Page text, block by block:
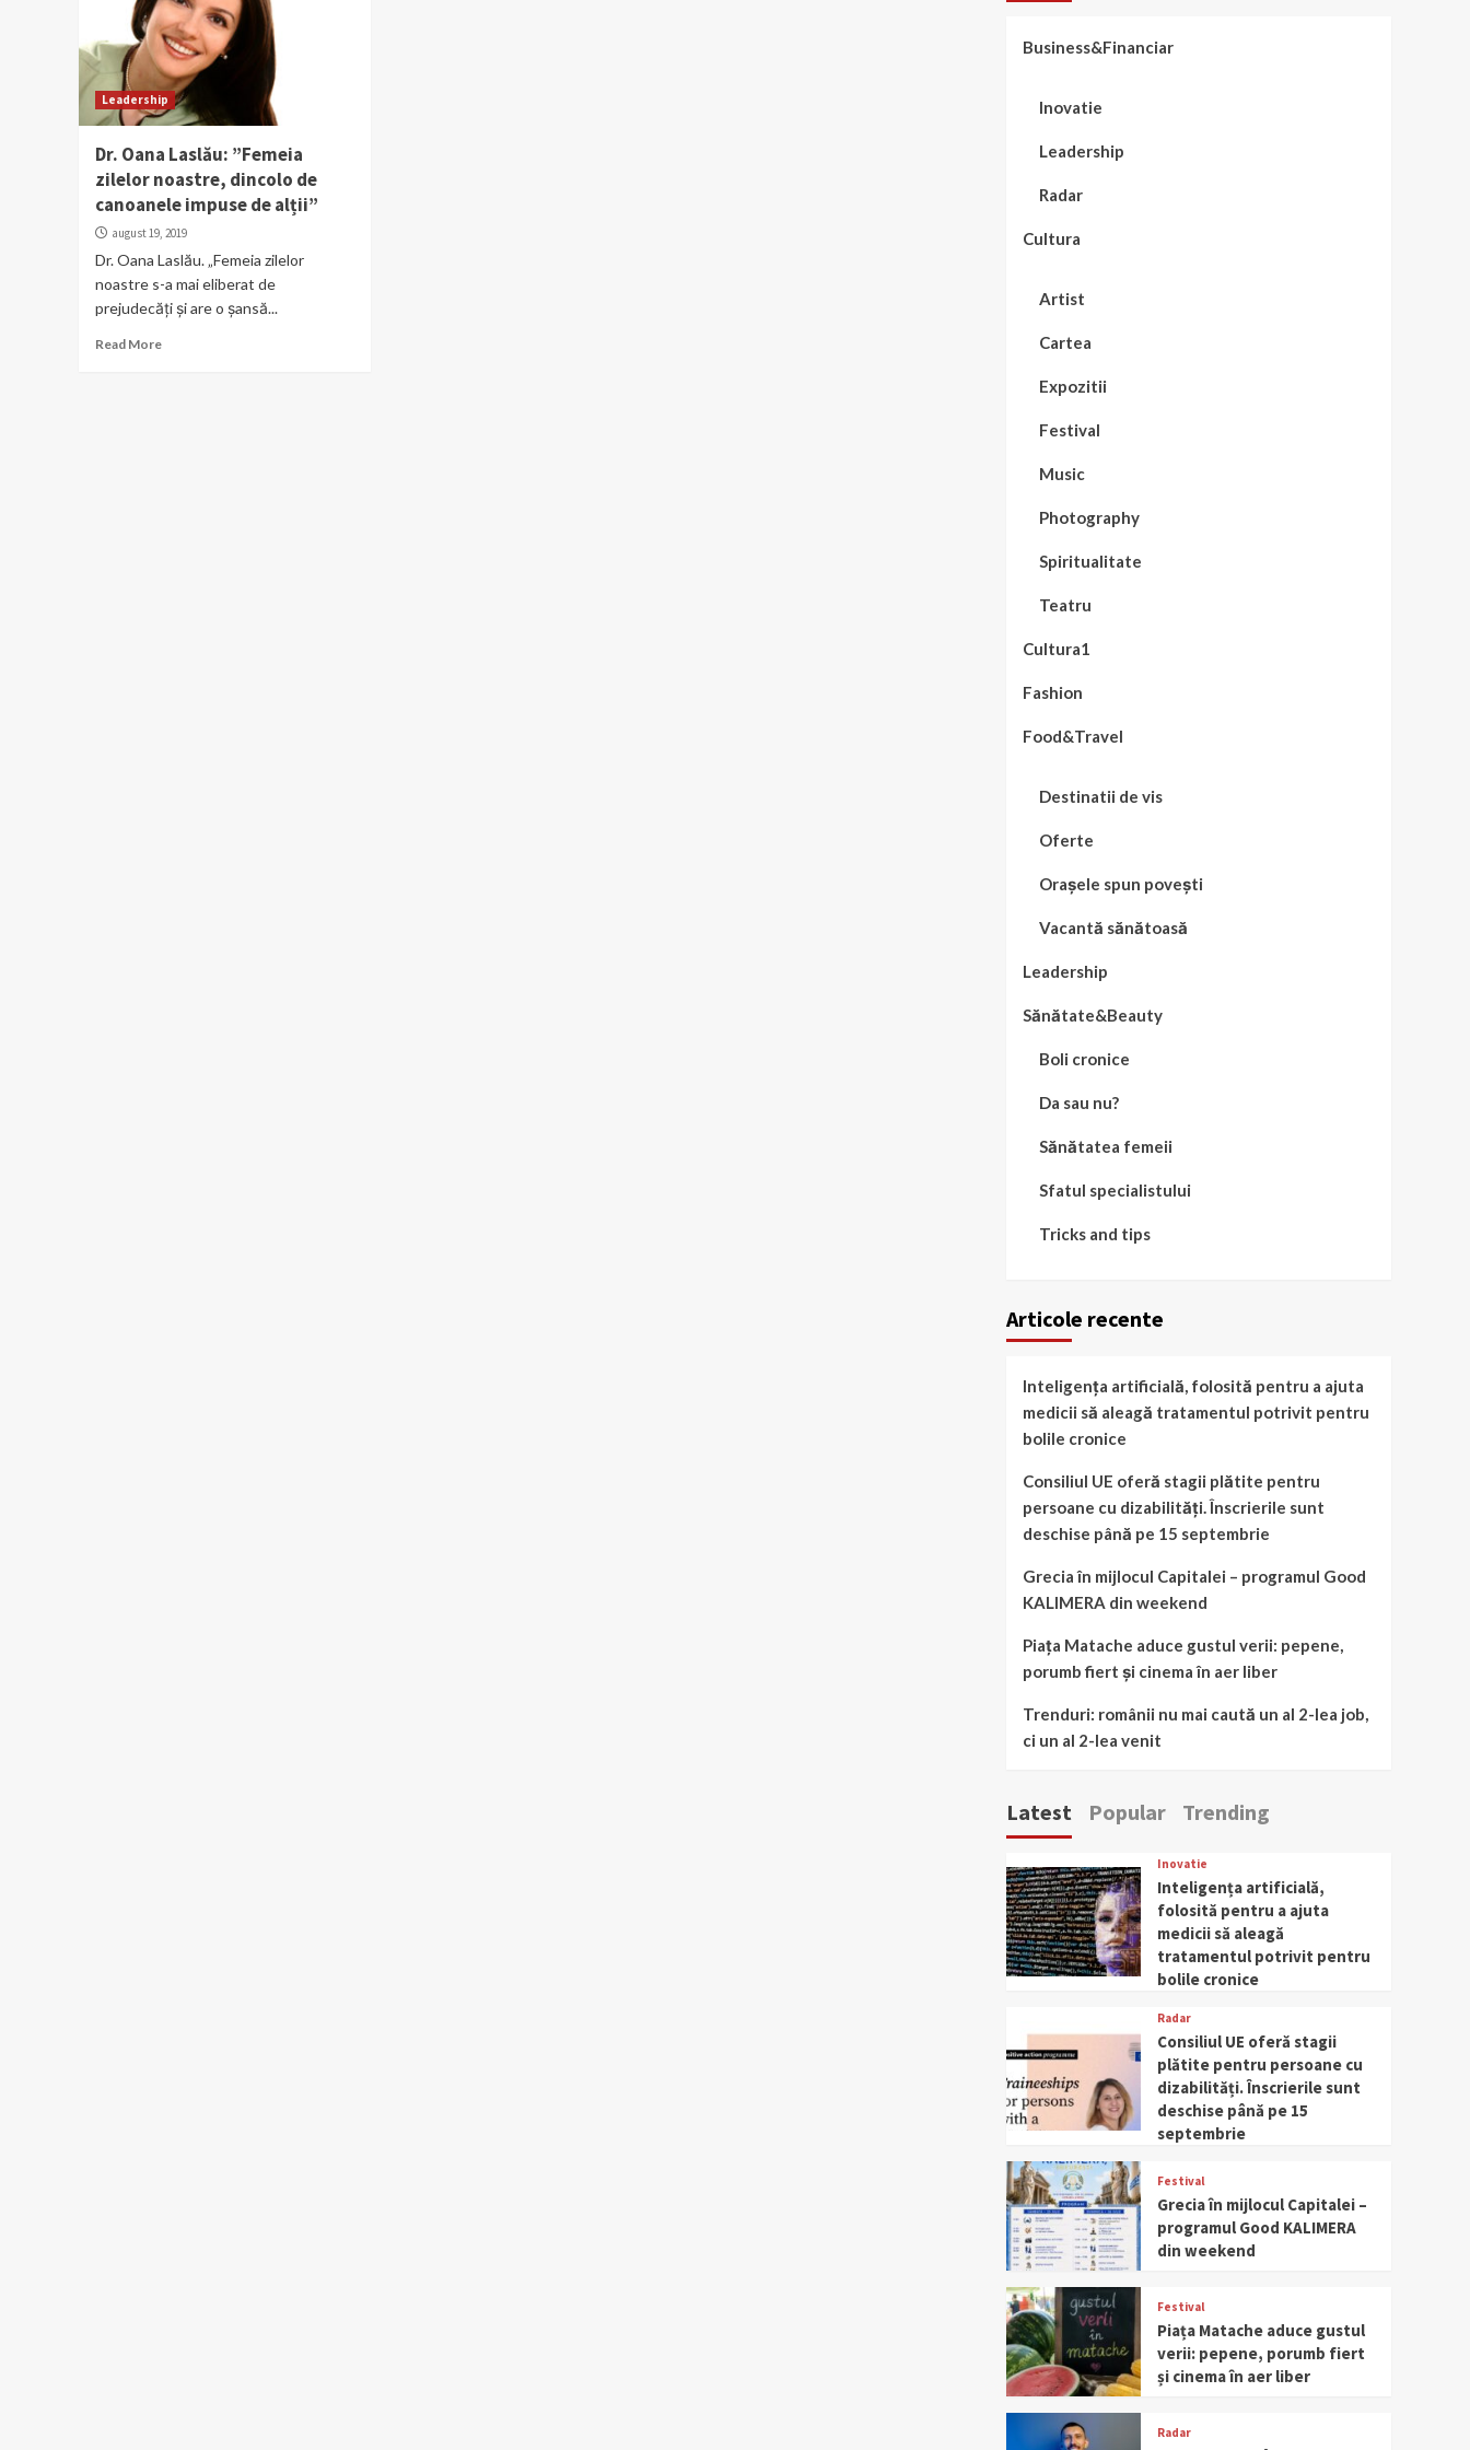
Leadership
Dr. Oana Laslău: ”Femeia
zilelor noastre, dincolo de
canoanele impuse de alții”
august 19, 2019
Dr. Oana Laslău. „Femeia zilelor
noastre s-a mai eliberat de
prejudecăți și are o șansă...
Read More
Business&Financiar
Inovatie
Leadership
Radar
Cultura
Artist
Cartea
Expozitii
Festival
Music
Photography
Spiritualitate
Teatru
Cultura1
Fashion
Food&Travel
Destinatii de vis
Oferte
Orașele spun povești
Vacantă sănătoasă
Leadership
Sănătate&Beauty
Boli cronice
Da sau nu?
Sănătatea femeii
Sfatul specialistului
Tricks and tips
Articole recente
Inteligența artificială, folosită pentru a ajuta
medicii să aleagă tratamentul potrivit pentru
bolile cronice
Consiliul UE oferă stagii plătite pentru
persoane cu dizabilități. Înscrierile sunt
deschise până pe 15 septembrie
Grecia în mijlocul Capitalei – programul Good
KALIMERA din weekend
Piața Matache aduce gustul verii: pepene,
porumb fiert și cinema în aer liber
Trenduri: românii nu mai caută un al 2-lea job,
ci un al 2-lea venit
Latest Popular Trending
Inovatie
Inteligența artificială,
folosită pentru a ajuta
medicii să aleagă
tratamentul potrivit pentru
bolile cronice
Radar
Consiliul UE oferă stagii
plătite pentru persoane cu
dizabilități. Înscrierile sunt
deschise până pe 15
septembrie
Festival
Grecia în mijlocul Capitalei –
programul Good KALIMERA
din weekend
Festival
Piața Matache aduce gustul
verii: pepene, porumb fiert
și cinema în aer liber
Radar